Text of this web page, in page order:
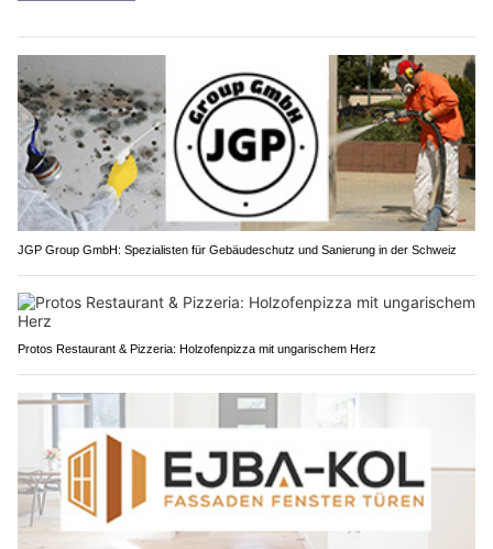
JGP Group GmbH: Spezialisten für Gebäudeschutz und Sanierung in der Schweiz
Protos Restaurant & Pizzeria: Holzofenpizza mit ungarischem Herz